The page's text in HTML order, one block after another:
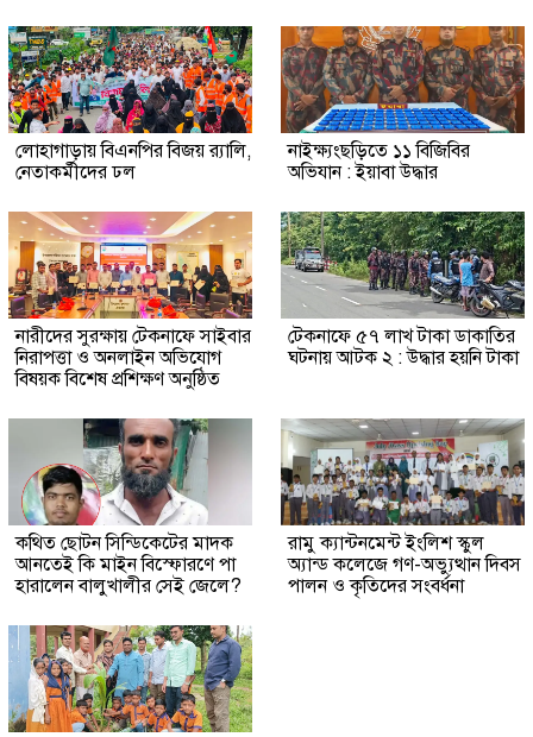
লোহাগাড়ায় বিএনপির বিজয় র‍্যালি,
নেতাকর্মীদের ঢল
নাইক্ষ্যংছড়িতে ১১ বিজিবির
অভিযান : ইয়াবা উদ্ধার
নারীদের সুরক্ষায় টেকনাফে সাইবার
নিরাপত্তা ও অনলাইন অভিযোগ
বিষয়ক বিশেষ প্রশিক্ষণ অনুষ্ঠিত
টেকনাফে ৫৭ লাখ টাকা ডাকাতির
ঘটনায় আটক ২ : উদ্ধার হয়নি টাকা
কথিত ছোটন সিন্ডিকেটের মাদক
আনতেই কি মাইন বিস্ফোরণে পা
হারালেন বালুখালীর সেই জেলে?
রামু ক্যান্টনমেন্ট ইংলিশ স্কুল
অ্যান্ড কলেজে গণ-অভ্যুত্থান দিবস
পালন ও কৃতিদের সংবর্ধনা